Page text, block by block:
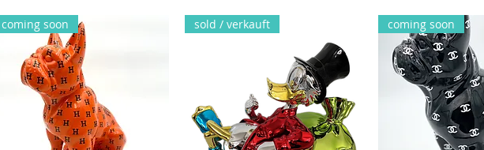
coming soon sold / verkauft coming soon